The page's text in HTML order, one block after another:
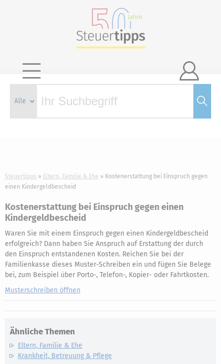

Steuertipps Eltern, Familie & Ehe
Kostenerstattung bei Einspruch gegen
einen Kindergeldbescheid
Kostenerstattung bei Einspruch gegen einen
Kindergeldbescheid
Waren Sie mit einem Einspruch gegen einen Kindergeldbescheid
erfolgreich? Dann haben Sie Anspruch auf Erstattung der durch
den Einspruch entstandenen Kosten. Reichen Sie bei der
Familienkasse dieses Muster-Schreiben ein und fügen Sie Belege
bei, zum Beispiel über Porto-, Telefon-, Kopier- oder Fahrtkosten.
Musterschreiben öffnen
Ähnliche Themen
Eltern, Familie & Ehe
Krankheit, Betreuung & Pflege